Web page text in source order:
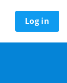
Log in